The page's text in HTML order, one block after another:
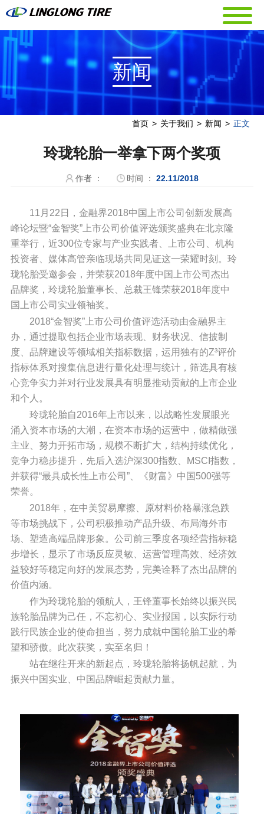
新闻
首页 > 关于我们 > 新闻 > 正文
玲珑轮胎一举拿下两个奖项
作者 ： 时间 ： 22.11/2018
11月22日，金融界2018中国上市公司创新发展高
峰论坛暨“金智奖”上市公司价值评选颁奖盛典在北京隆
重举行，近300位专家与产业实践者、上市公司、机构
投资者、媒体高管亲临现场共同见证这一荣耀时刻。玲
珑轮胎受邀参会，并荣获2018年度中国上市公司杰出
品牌奖，玲珑轮胎董事长、总裁王锋荣获2018年度中
国上市公司实业领袖奖。
2018“金智奖”上市公司价值评选活动由金融界主
办，通过提取包括企业市场表现、财务状况、信披制
度、品牌建设等领域相关指标数据，运用独有的Z³评价
指标体系对搜集信息进行量化处理与统计，筛选具有核
心竞争实力并对行业发展具有明显推动贡献的上市企业
和个人。
玲珑轮胎自2016年上市以来，以战略性发展眼光
涌入资本市场的大潮，在资本市场的运营中，做精做强
主业、努力开拓市场，规模不断扩大，结构持续优化，
竞争力稳步提升，先后入选沪深300指数、MSCI指数，
并获得“最具成长性上市公司”、《财富》中国500强等
荣誉。
2018年，在中美贸易摩擦、原材料价格暴涨急跌
等市场挑战下，公司积极推动产品升级、布局海外市
场、塑造高端品牌形象。公司前三季度各项经营指标稳
步增长，显示了市场反应灵敏、运营管理高效、经济效
益较好等稳定向好的发展态势，完美诠释了杰出品牌的
价值内涵。
作为玲珑轮胎的领航人，王锋董事长始终以振兴民
族轮胎品牌为己任，不忘初心、实业报国，以实际行动
践行民族企业的使命担当，努力成就中国轮胎工业的希
望和骄傲。此次获奖，实至名归！
站在继往开来的新起点，玲珑轮胎将扬帆起航，为
振兴中国实业、中国品牌崛起贡献力量。